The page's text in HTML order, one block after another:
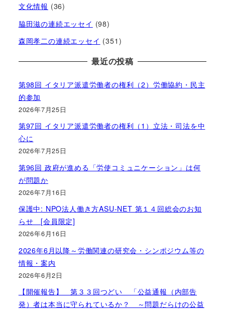
文化情報 (36)
脇田滋の連続エッセイ (98)
森岡孝二の連続エッセイ (351)
最近の投稿
第98回 イタリア派遣労働者の権利（2）労働協約・民主
的参加
2026年7月25日
第97回 イタリア派遣労働者の権利（1）立法・司法を中
心に
2026年7月25日
第96回 政府が進める「労使コミュニケーション」は何
が問題か
2026年7月16日
保護中: NPO法人働き方ASU-NET 第１４回総会のお知
らせ [会員限定]
2026年6月16日
2026年6月以降～労働関連の研究会・シンポジウム等の
情報・案内
2026年6月2日
【開催報告】 第３３回つどい 「公益通報（内部告
発）者は本当に守られているか？ ～問題だらけの公益